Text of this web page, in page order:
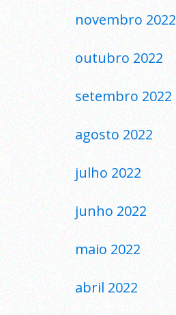
novembro 2022
outubro 2022
setembro 2022
agosto 2022
julho 2022
junho 2022
maio 2022
abril 2022